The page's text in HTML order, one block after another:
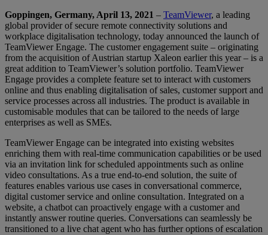
Goppingen, Germany, April 13, 2021 – TeamViewer, a leading
global provider of secure remote connectivity solutions and
workplace digitalisation technology, today announced the launch of
TeamViewer Engage. The customer engagement suite – originating
from the acquisition of Austrian startup Xaleon earlier this year – is a
great addition to TeamViewer’s solution portfolio. TeamViewer
Engage provides a complete feature set to interact with customers
online and thus enabling digitalisation of sales, customer support and
service processes across all industries. The product is available in
customisable modules that can be tailored to the needs of large
enterprises as well as SMEs.
TeamViewer Engage can be integrated into existing websites
enriching them with real-time communication capabilities or be used
via an invitation link for scheduled appointments such as online
video consultations. As a true end-to-end solution, the suite of
features enables various use cases in conversational commerce,
digital customer service and online consultation. Integrated on a
website, a chatbot can proactively engage with a customer and
instantly answer routine queries. Conversations can seamlessly be
transitioned to a live chat agent who has further options of escalation